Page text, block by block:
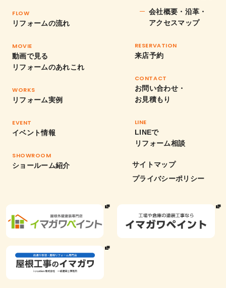
FLOW
リフォームの流れ
MOVIE
動画で見る
リフォームのあれこれ
WORKS
リフォーム実例
EVENT
イベント情報
SHOWROOM
ショールーム紹介
会社概要・沿革・
アクセスマップ
RESERVATION
来店予約
CONTACT
お問い合わせ・
お見積もり
LINE
LINEで
リフォーム相談
サイトマップ
プライバシーポリシー